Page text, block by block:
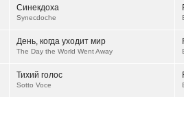
Синекдоха
Synecdoche
День, когда уходит мир
The Day the World Went Away
Тихий голос
Sotto Voce